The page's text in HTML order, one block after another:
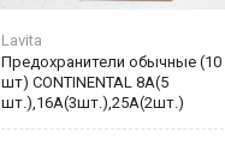
Lavita
Предохранители обычные (10
шт) CONTINENTAL 8А(5
шт.),16А(3шт.),25А(2шт.)